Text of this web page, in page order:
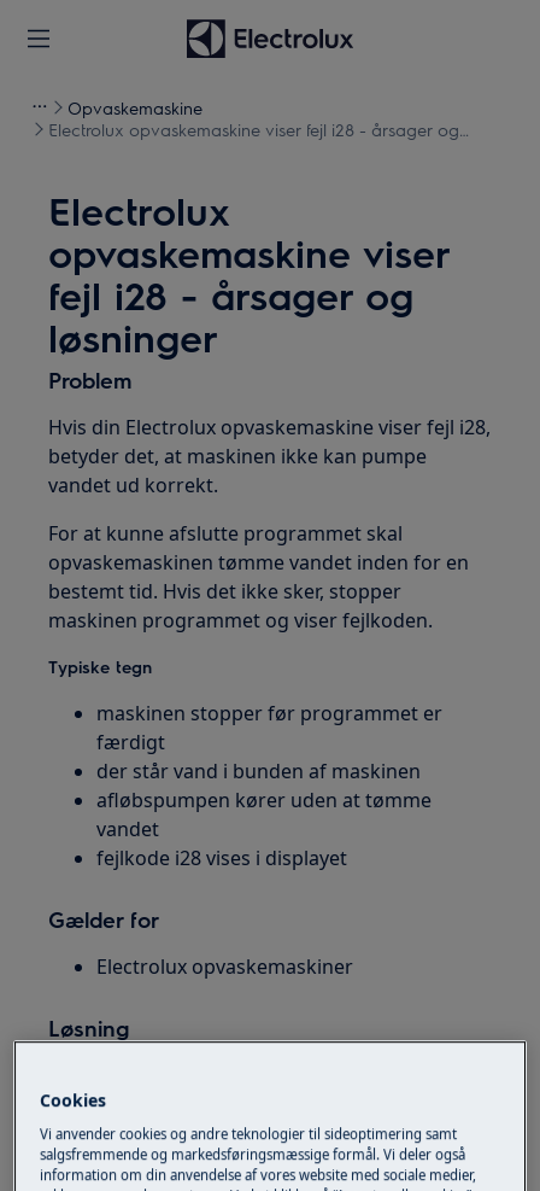
Opvaskemaskine
Electrolux opvaskemaskine viser fejl i28 - årsager og
Electrolux
opvaskemaskine viser
fejl i28 - årsager og
løsninger
Problem
Hvis din Electrolux opvaskemaskine viser fejl i28,
betyder det, at maskinen ikke kan pumpe
vandet ud korrekt.
For at kunne afslutte programmet skal
opvaskemaskinen tømme vandet inden for en
bestemt tid. Hvis det ikke sker, stopper
maskinen programmet og viser fejlkoden.
Typiske tegn
maskinen stopper før programmet er
færdigt
der står vand i bunden af maskinen
afløbspumpen kører uden at tømme
vandet
fejlkode i28 vises i displayet
Gælder for
Electrolux opvaskemaskiner
Løsning
afløbssystemet. Start derfor med at kontrollere
filtre, afløbsslange og afløb, før du undersøger
Cookies
Vi anvender cookies og andre teknologier til sideoptimering samt
salgsfremmende og markedsføringsmæssige formål. Vi deler også
information om din anvendelse af vores website med sociale medier,